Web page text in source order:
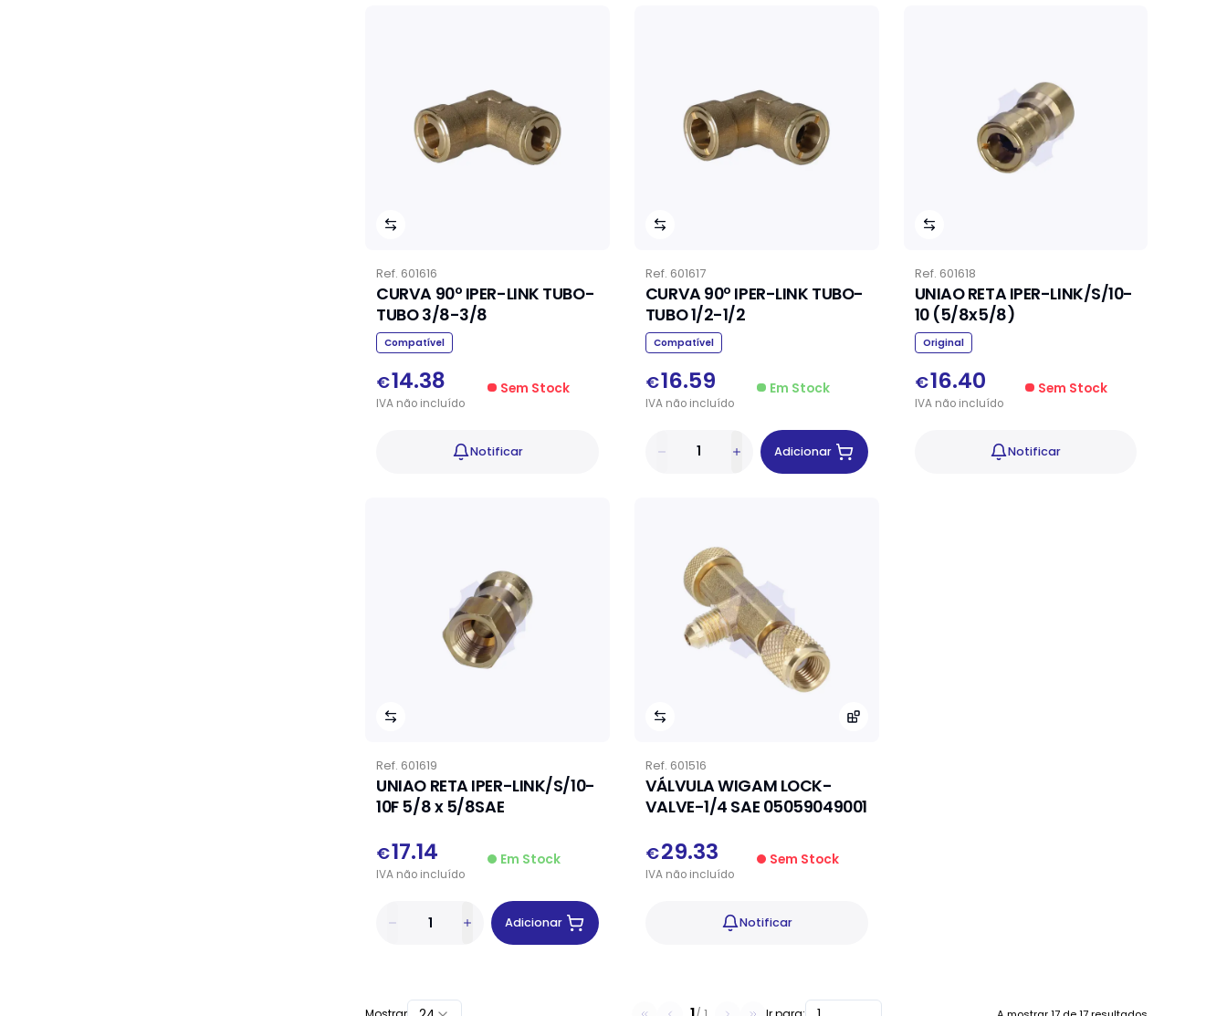
Ref. 601616
CURVA 90º IPER-LINK TUBO-
TUBO 3/8-3/8
Compatível
€14.38
IVA não incluído
Sem Stock
Notificar
Ref. 601617
CURVA 90º IPER-LINK TUBO-
TUBO 1/2-1/2
Compatível
€16.59
IVAnãoincluído
Em Stock
Adicionar
Ref. 601618
UNIAO RETA IPER-LINK/S/10-
10 (5/8x5/8)
Original
€16.40
IVAnãoincluído
Sem Stock
Notificar
Ref. 601619
UNIAO RETA IPER-LINK/S/10-
10F 5/8 x 5/8SAE
€17.14
IVA não incluído
Em Stock
Adicionar
Ref. 601516
VÁLVULA WIGAM LOCK-
VALVE-1/4 SAE 05059049001
€29.33
IVAnãoincluído
Sem Stock
Notificar